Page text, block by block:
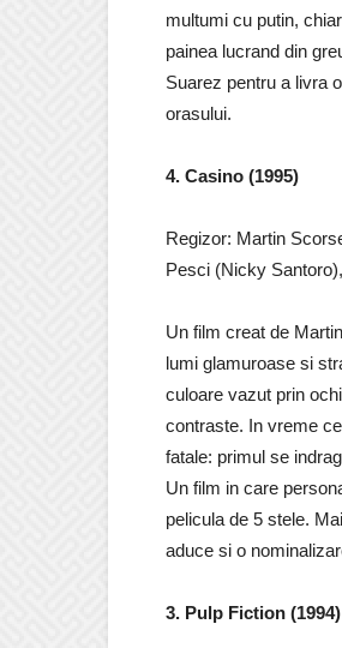
multumi cu putin,
painea lucrand din
Suarez pentru a livra
orasului.
4. Casino (1995)
Regizor: Martin
Pesci (Nicky
Un film creat de
lumi glamuroase si
culoare vazut prin
contraste. In vreme
fatale: primul se
Un film in care
pelicula de 5 stele.
aduce si o
3. Pulp Fiction (1994)